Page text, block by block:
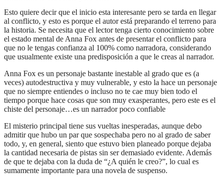
Esto quiere decir que el inicio esta interesante pero se tarda en llegar
al conflicto, y esto es porque el autor está preparando el terreno para
la historia. Se necesita que el lector tenga cierto conocimiento sobre
el estado mental de Anna Fox antes de presentar el conflicto para
que no le tengas confianza al 100% como narradora, considerando
que usualmente existe una predisposición a que le creas al narrador.
Anna Fox es un personaje bastante inestable al grado que es (a
veces) autodestructiva y muy vulnerable, y esto la hace un personaje
que no siempre entiendes o incluso no te cae muy bien todo el
tiempo porque hace cosas que son muy exasperantes, pero este es el
chiste del personaje…es un narrador poco confiable
El misterio principal tiene sus vueltas inesperadas, aunque debo
admitir que hubo un par que sospechaba pero no al grado de saber
todo, y, en general, siento que estuvo bien planeado porque dejaba
la cantidad necesaria de pistas sin ser demasiado evidente. Además
de que te dejaba con la duda de “¿A quién le creo?”, lo cual es
sumamente importante para una novela de suspenso.